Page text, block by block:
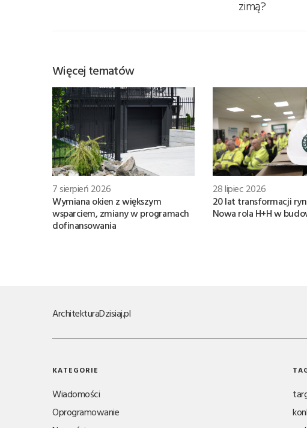
zimą?
Więcej tematów
7 sierpień 2026
Wymiana okien z większym
wsparciem, zmiany w programach
dofinansowania
28 lipiec 2026
20 lat transformacji
Nowa rola H+H w
ArchitekturaDzisiaj.pl
KATEGORIE
Wiadomości
Oprogramowanie